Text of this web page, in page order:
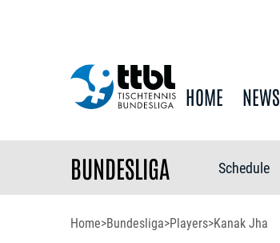
HOME NEWS
BUNDESLIGA Schedule
Home>Bundesliga>Players>Kanak Jha